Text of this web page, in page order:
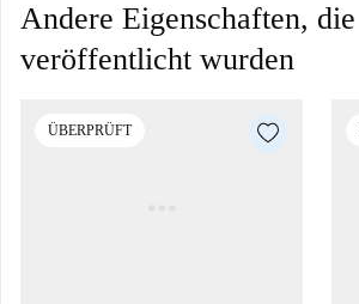
Andere Eigenschaften,
veröffentlicht wurden
ÜBERPRÜFT